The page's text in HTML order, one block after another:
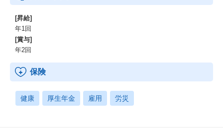
[昇給]
年1回
[賞与]
年2回
保険
健康 厚生年金 雇用 労災